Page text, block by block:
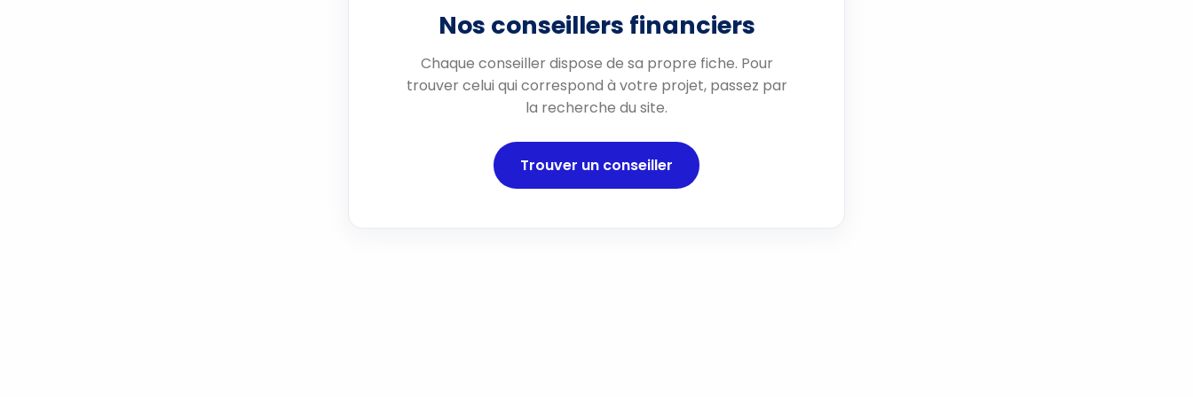
Nos conseillers financiers
Chaque conseiller dispose de sa propre fiche. Pour
trouver celui qui correspond à votre projet, passez par
la recherche du site.
Trouver un conseiller